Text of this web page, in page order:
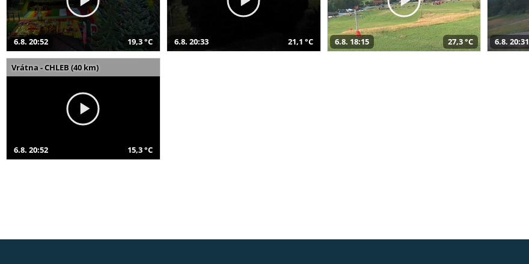
6.8. 20:52 19,3 °C 6.8. 20:33 21,1 °C 6.8. 18:15 27,3 °C 6.8. 20:31
Vrátna - CHLEB (40 km)
6.8. 20:52 15,3 °C